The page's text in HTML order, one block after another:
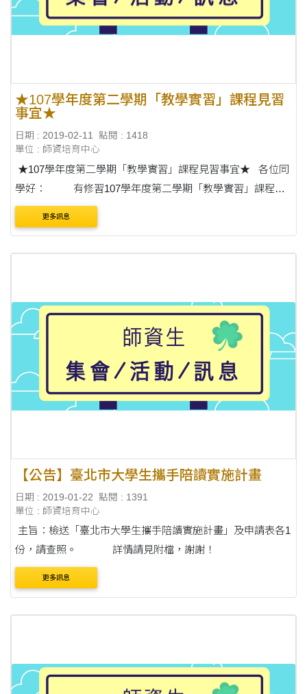
★107學年度第二學期「教學實習」課程見習
事宜★
日期 : 2019-02-11
點閱 : 1418
單位 : 師資培育中心
★107學年度第二學期「教學實習」課程見習事宜★ 各位同
學好： 有修習107學年度第二學期「教學實習」課程之
同學，「教學實習」課程內含至實習學校見習16小時(作業
格....
更多訊息
【公告】臺北市大學生攜手陪讀實施計畫
日期 : 2019-01-22
點閱 : 1391
單位 : 師資培育中心
主旨：檢送「臺北市大學生攜手陪讀實施計畫」及申請表各1
份，請查照。 詳情請見附檔，謝謝！
更多訊息